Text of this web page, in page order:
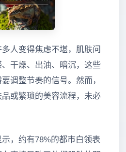
人变得焦虑不堪，肌肤问
干燥、出油、暗沉，这些
调整节奏的信号。然而，
或繁琐的美容流程，未必
，约有78%的都市白领表